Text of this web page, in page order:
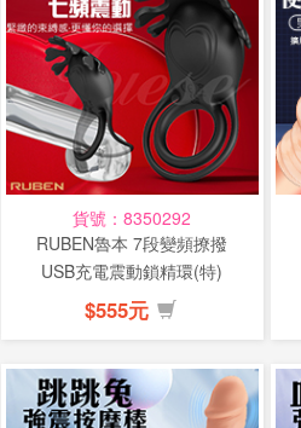
貨號：8350292
RUBEN魯本 7段變頻撩撥
USB充電震動鎖精環(特)
$555元